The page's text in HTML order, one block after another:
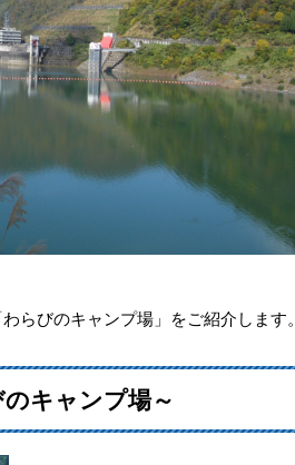
びのキャンプ場」をご紹介します。
キャンプ場～